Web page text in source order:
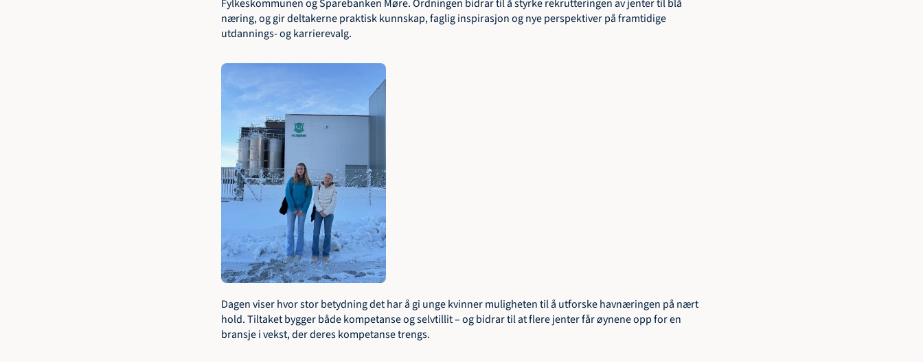
Fylkeskommunen og Sparebanken Møre. Ordningen bidrar til å styrke rekrutteringen av jenter til blå
næring, og gir deltakerne praktisk kunnskap, faglig inspirasjon og nye perspektiver på framtidige
utdannings- og karrierevalg.
Dagen viser hvor stor betydning det har å gi unge kvinner muligheten til å utforske havnæringen på nært
hold. Tiltaket bygger både kompetanse og selvtillit – og bidrar til at flere jenter får øynene opp for en
bransje i vekst, der deres kompetanse trengs.